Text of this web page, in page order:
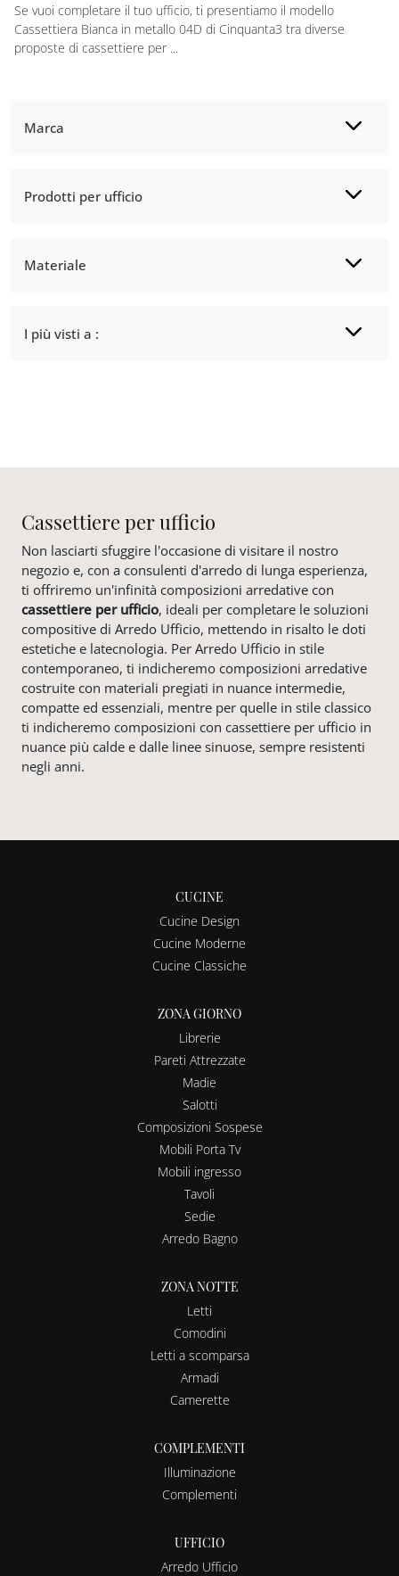
Marca
Prodotti per ufficio
Materiale
I più visti a :
Se vuoi completare il tuo ufficio, ti presentiamo il modello
Cassettiera Bianca in metallo 04D di Cinquanta3 tra diverse
proposte di cassettiere per ...
Cassettiere per ufficio
Non lasciarti sfuggire l'occasione di visitare il nostro
negozio e, con a consulenti d'arredo di lunga esperienza,
ti offriremo un'infinità composizioni arredative con
cassettiere per ufficio, ideali per completare le soluzioni
compositive di Arredo Ufficio, mettendo in risalto le doti
estetiche e latecnologia. Per Arredo Ufficio in stile
contemporaneo, ti indicheremo composizioni arredative
costruite con materiali pregiati in nuance intermedie,
compatte ed essenziali, mentre per quelle in stile classico
ti indicheremo composizioni con cassettiere per ufficio in
nuance più calde e dalle linee sinuose, sempre resistenti
negli anni.
CUCINE
Cucine Design
Cucine Moderne
Cucine Classiche
ZONA GIORNO
Librerie
Pareti Attrezzate
Madie
Salotti
Composizioni Sospese
Mobili Porta Tv
Mobili ingresso
Tavoli
Sedie
Arredo Bagno
ZONA NOTTE
Letti
Comodini
Letti a scomparsa
Armadi
Camerette
COMPLEMENTI
Illuminazione
Complementi
UFFICIO
Arredo Ufficio